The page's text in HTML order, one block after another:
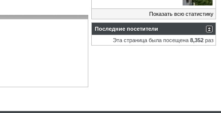
Показать всю статистику
Последние посетители
Эта страница была посещена 8,352 раз